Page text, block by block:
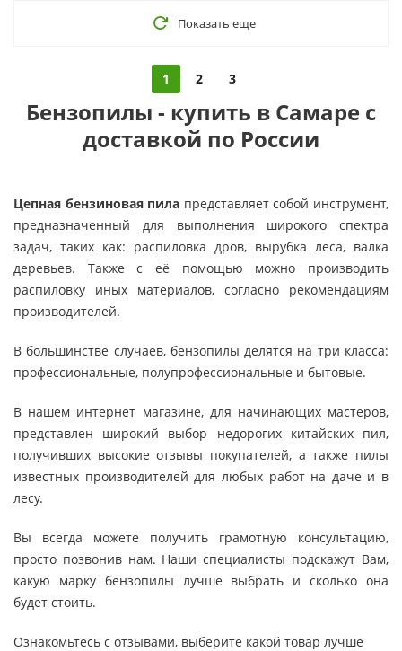
Показать еще
1 2 3
Бензопилы - купить в Самаре с
доставкой по России
Цепная бензиновая пила представляет собой инструмент,
предназначенный для выполнения широкого спектра
задач, таких как: распиловка дров, вырубка леса, валка
деревьев. Также с её помощью можно производить
распиловку иных материалов, согласно рекомендациям
производителей.
В большинстве случаев, бензопилы делятся на три класса:
профессиональные, полупрофессиональные и бытовые.
В нашем интернет магазине, для начинающих мастеров,
представлен широкий выбор недорогих китайских пил,
получивших высокие отзывы покупателей, а также пилы
известных производителей для любых работ на даче и в
лесу.
Вы всегда можете получить грамотную консультацию,
просто позвонив нам. Наши специалисты подскажут Вам,
какую марку бензопилы лучше выбрать и сколько она
будет стоить.
Ознакомьтесь с отзывами, выберите какой товар лучше